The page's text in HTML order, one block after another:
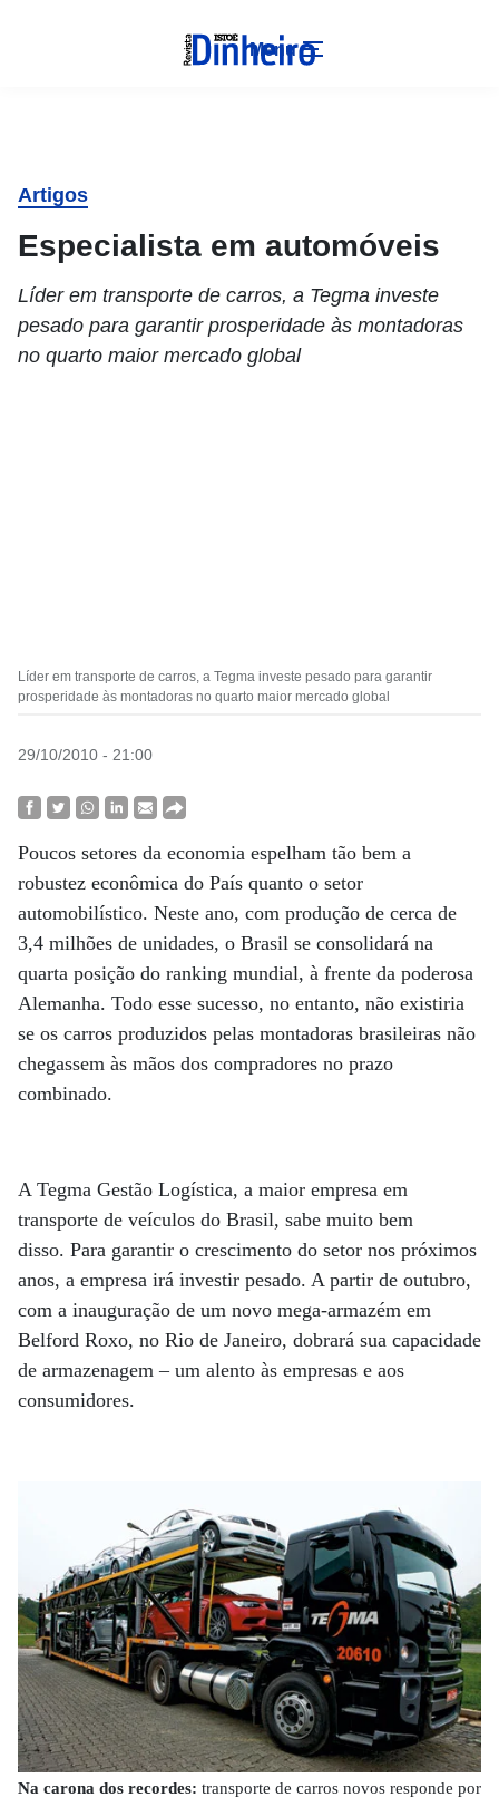
Menu
Artigos
Especialista em automóveis
Líder em transporte de carros, a Tegma investe
pesado para garantir prosperidade às montadoras
no quarto maior mercado global
Líder em transporte de carros, a Tegma investe pesado para garantir
prosperidade às montadoras no quarto maior mercado global
29/10/2010 - 21:00
Poucos setores da economia espelham tão bem a
robustez econômica do País quanto o setor
automobilístico. Neste ano, com produção de cerca de
3,4 milhões de unidades, o Brasil se consolidará na
quarta posição do ranking mundial, à frente da poderosa
Alemanha. Todo esse sucesso, no entanto, não existiria
se os carros produzidos pelas montadoras brasileiras não
chegassem às mãos dos compradores no prazo
combinado.
A Tegma Gestão Logística, a maior empresa em
transporte de veículos do Brasil, sabe muito bem
disso. Para garantir o crescimento do setor nos próximos
anos, a empresa irá investir pesado. A partir de outubro,
com a inauguração de um novo mega-armazém em
Belford Roxo, no Rio de Janeiro, dobrará sua capacidade
de armazenagem – um alento às empresas e aos
consumidores.
Na carona dos recordes: transporte de carros novos responde por